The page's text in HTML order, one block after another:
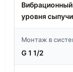
уровня
Монтаж в
G 1 1/2